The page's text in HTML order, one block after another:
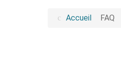
Accueil FAQ